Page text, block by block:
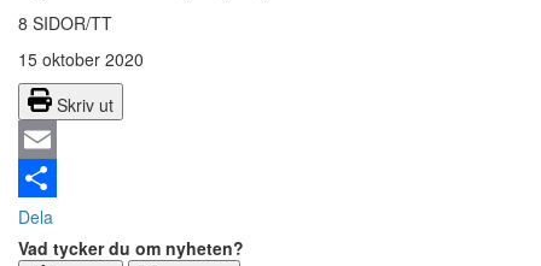
8 SIDOR/TT
15 oktober 2020
Skriv ut
Email
Dela
Vad tycker du om nyheten?